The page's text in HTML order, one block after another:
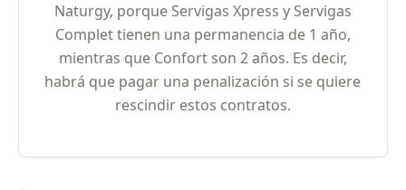
Naturgy, porque Servigas Xpress y Servigas
Complet tienen una permanencia de 1 año,
mientras que Confort son 2 años. Es decir,
habrá que pagar una penalización si se quiere
rescindir estos contratos.